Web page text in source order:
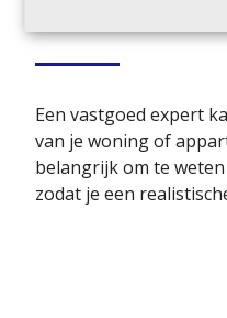
Een vastgoed expert
van je woning of
belangrijk om te
zodat je een